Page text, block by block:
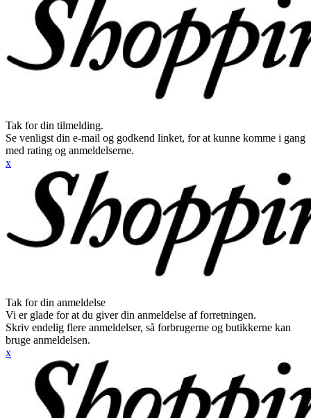
Tak for din tilmelding.
Se venligst din e-mail og godkend linket, for at kunne komme i gang
med rating og anmeldelserne.
x
Tak for din anmeldelse
Vi er glade for at du giver din anmeldelse af forretningen.
Skriv endelig flere anmeldelser, så forbrugerne og butikkerne kan
bruge anmeldelsen.
x